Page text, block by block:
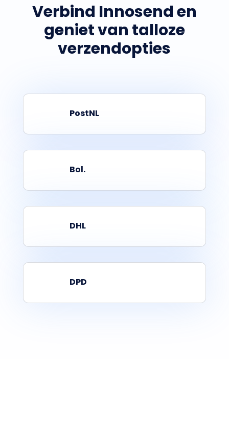
Verbind Innosend en
geniet van talloze
verzendopties
PostNL
Bol.
DHL
DPD